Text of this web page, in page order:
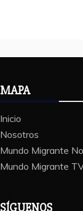
MAPA
Inicio
Nosotros
Mundo Migrante
Mundo Migrante
SÍGUENOS